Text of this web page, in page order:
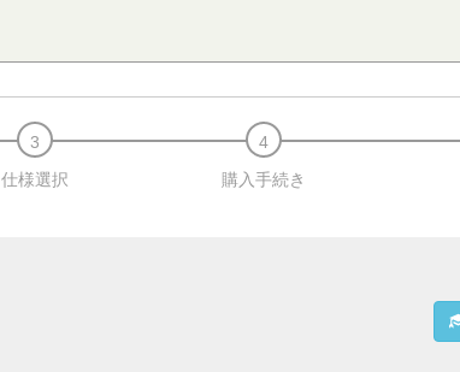
仕様選択 購入手続き